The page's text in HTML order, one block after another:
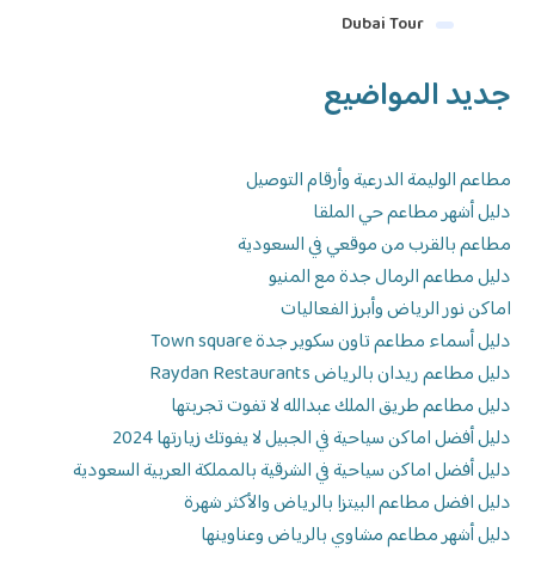
Dubai Tour
جديد المواضيع
مطاعم الوليمة الدرعية وأرقام التوصيل
دليل أشهر مطاعم حي الملقا
مطاعم بالقرب من موقعي في السعودية
دليل مطاعم الرمال جدة مع المنيو
اماكن نور الرياض وأبرز الفعاليات
دليل أسماء مطاعم تاون سكوير جدة Town square
دليل مطاعم ريدان بالرياض Raydan Restaurants
دليل مطاعم طريق الملك عبدالله لا تفوت تجربتها
دليل أفضل اماكن سياحية في الجبيل لا يفوتك زيارتها 2024
دليل أفضل اماكن سياحية في الشرقية بالمملكة العربية السعودية
دليل افضل مطاعم البيتزا بالرياض والأكثر شهرة
دليل أشهر مطاعم مشاوي بالرياض وعناوينها